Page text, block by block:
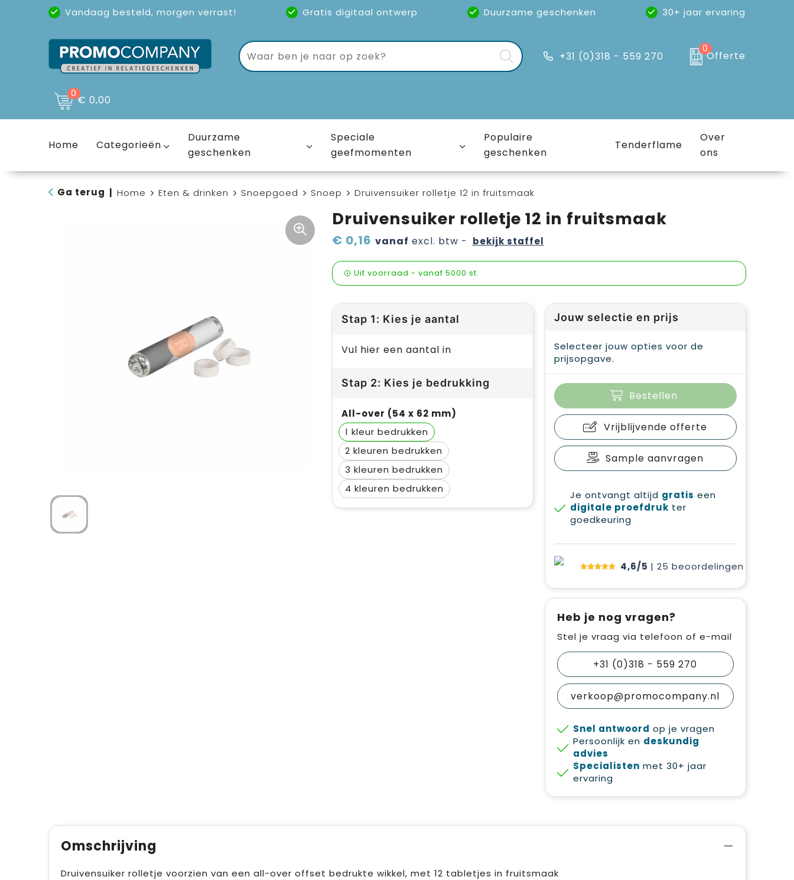
Vandaag besteld, morgen verrast! Gratis digitaal ontwerp Duurzame geschenken
30+ jaar ervaring
Uitstekende reviews(4,6/5)
+31 (0)318 - 559 270
0
Offerte
0€ 0,00
Home Categorieën
Duurzame
geschenken
Speciale
geefmomenten
Populaire
geschenken
Tenderflame
Over
ons
Ga terug Home Eten & drinken Snoepgoed Snoep Druivensuiker rolletje 12 in fruitsmaak
Druivensuiker rolletje 12 in fruitsmaak
€ 0,16 vanaf excl. btw - bekijk staffel
Uit voorraad - vanaf 5000 st.
Stap 1: Kies je aantal
Vul hier een aantal in
Stap 2: Kies je bedrukking
All-over (54 x 62 mm)
1
2
3
4
Jouw selectie en prijs
Selecteer jouw opties voor de
prijsopgave.
Bestellen
Vrijblijvende offerte
Sample aanvragen
Je ontvangt altijd gratis een
digitale proefdruk ter
goedkeuring
4,6/5 | 25 beoordelingen
Heb je nog vragen?
Stel je vraag via telefoon of e-mail
+31 (0)318 - 559 270
verkoop@promocompany.nl
Snel antwoord op je vragen
Persoonlijk en deskundig
advies
Specialisten met 30+ jaar
ervaring
Omschrijving
Druivensuiker rolletje voorzien van een all-over offset bedrukte wikkel, met 12 tabletjes in fruitsmaak